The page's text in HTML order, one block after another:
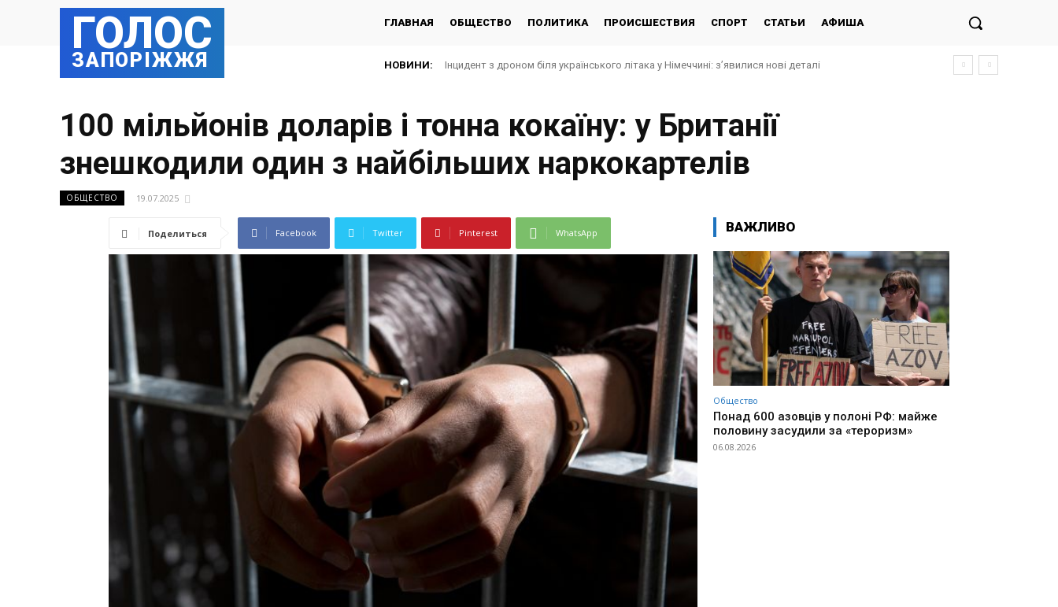
ГОЛОС
ЗАПОРІЖЖЯ
ГЛАВНАЯ ОБЩЕСТВО ПОЛИТИКА ПРОИСШЕСТВИЯ СПОРТ СТАТЬИ АФИША
НОВИНИ: Інцидент з дроном біля українського літака у Німеччині: з’явилися нові деталі
100 мільйонів доларів і тонна кокаїну: у Британії
знешкодили один з найбільших наркокартелів
ОБЩЕСТВО 19.07.2025
Поделиться Facebook Twitter Pinterest WhatsApp ВАЖЛИВО
Общество
Понад 600 азовців у полоні РФ: майже
половину засудили за «тероризм»
06.08.2026